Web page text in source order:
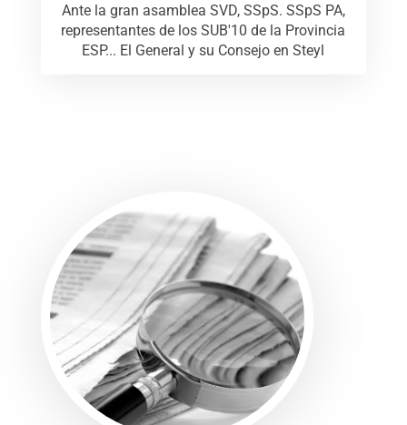
Ante la gran asamblea SVD, SSpS. SSpS PA,
representantes de los SUB'10 de la Provincia
ESP... El General y su Consejo en Steyl